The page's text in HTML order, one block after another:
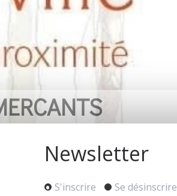
Newsletter
S'inscrire Se désinscrire